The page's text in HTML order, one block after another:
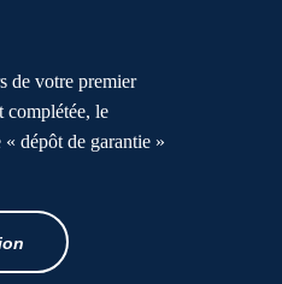
de votre premier
complétée, le
« dépôt de garantie »